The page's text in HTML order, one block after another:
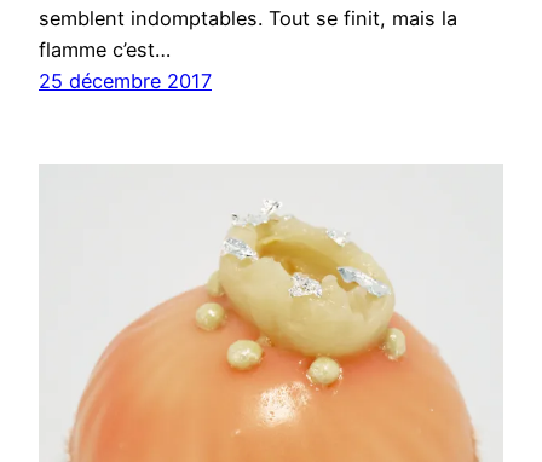
semblent indomptables. Tout se finit, mais la
flamme c’est…
25 décembre 2017